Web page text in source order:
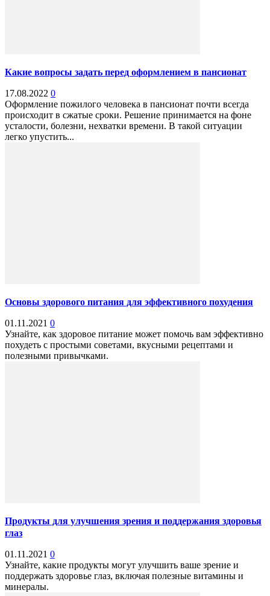
Какие вопросы задать перед оформлением в пансионат
17.08.2022 0
Оформление пожилого человека в пансионат почти всегда
происходит в сжатые сроки. Решение принимается на фоне
усталости, болезни, нехватки времени. В такой ситуации
легко упустить...
Основы здорового питания для эффективного похудения
01.11.2021 0
Узнайте, как здоровое питание может помочь вам эффективно
похудеть с простыми советами, вкусными рецептами и
полезными привычками.
Продукты для улучшения зрения и поддержания здоровья
глаз
01.11.2021 0
Узнайте, какие продукты могут улучшить ваше зрение и
поддержать здоровье глаз, включая полезные витамины и
минералы.